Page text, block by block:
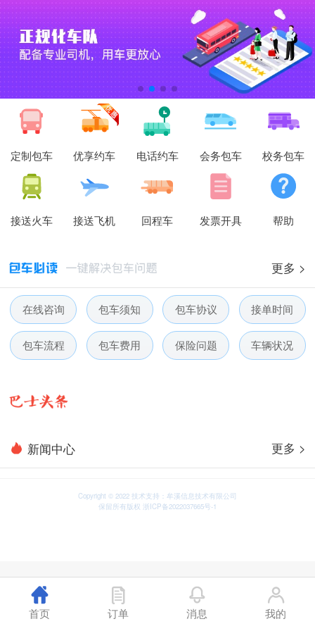
定制包车 优享约车 电话约车 会务包车 校务包车
接送火车 接送飞机 回程车 发票开具 帮助
更多 >
在线咨询 包车须知 包车协议 接单时间
包车流程 包车费用 保险问题 车辆状况
新闻中心 更多 >
Copyright © 2022 技术支持：牟溪信息技术有限公司
保留所有版权 浙ICP备2022037665号-1
首页 订单 消息 我的